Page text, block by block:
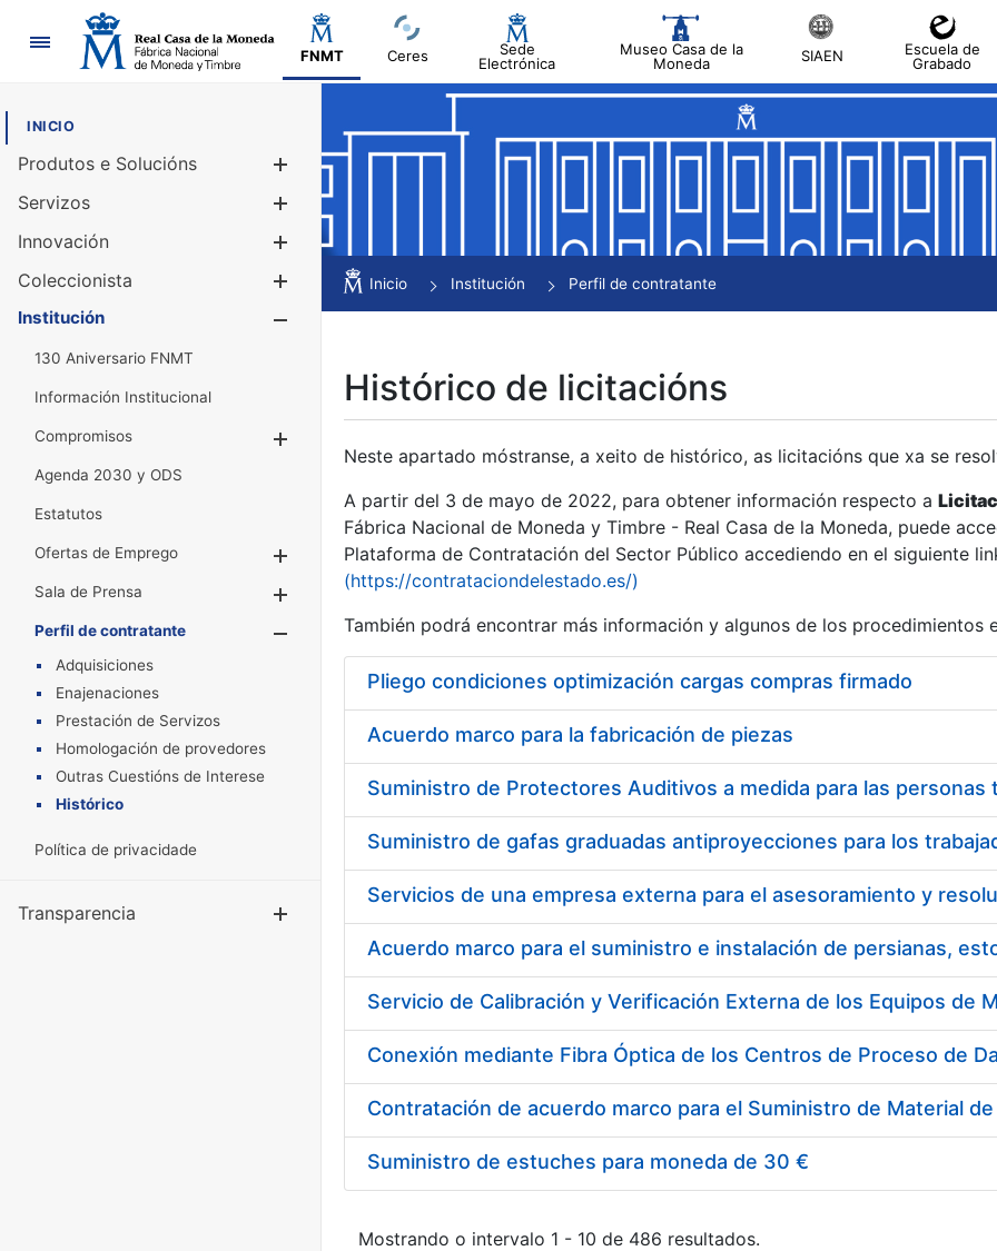
Navegación
FNMT Ceres
Sede
Electrónica
Museo Casa de la
Moneda
SIAEN
Escuela de
Grabado
INICIO
Produtos e Solucións
Mostrar/Ocultar
Servizos
Innovación
Coleccionista
Mostrar/Ocultar
Institución
130 Aniversario FNMT
Información Institucional
Compromisos
Agenda 2030 y ODS
Estatutos
Ofertas de Emprego
Mostrar/Ocultar
Sala de Prensa
Mostrar/Ocultar
Perfil de contratante
Mostrar/Ocultar
Adquisiciones
Enajenaciones
Prestación de Servizos
Homologación de provedores
Outras Cuestións de Interese
Histórico
Política de privacidade
Transparencia
Inicio Institución Perfil de contratante
Histórico de licitacións
Neste apartado móstranse, a xeito de histórico, as licitacións que xa se
A partir del 3 de mayo de 2022, para obtener información respecto a
Fábrica Nacional de Moneda y Timbre - Real Casa de la Moneda, puede
Plataforma de Contratación del Sector Público accediendo en el siguiente
(https://contrataciondelestado.es/)
También podrá encontrar más información y algunos de los procedimientos
Pliego condiciones optimización cargas compras firmado
Acuerdo marco para la fabricación de piezas
Acuerdo marco para el suministro e instalación de persianas,
Suministro de estuches para moneda de 30 €
Mostrando o intervalo 1 - 10 de 486 resultados.